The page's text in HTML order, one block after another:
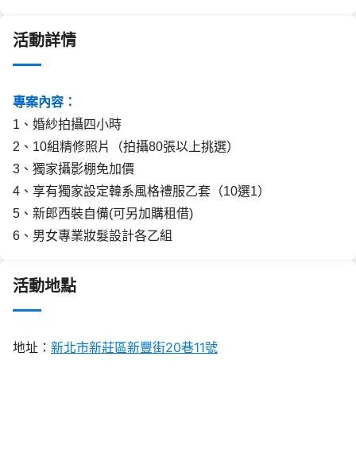
活動詳情
專案內容：
1、 婚紗拍攝四小時
2、10組精修照片（拍攝80張以上挑選）
3、獨家攝影棚免加價
4、享有獨家設定韓系風格禮服乙套（10選1）
5、新郎西裝自備(可另加購租借)
6、男女專業妝髮設計各乙組
活動地點
地址： 新北市新莊區新豐街20巷11號